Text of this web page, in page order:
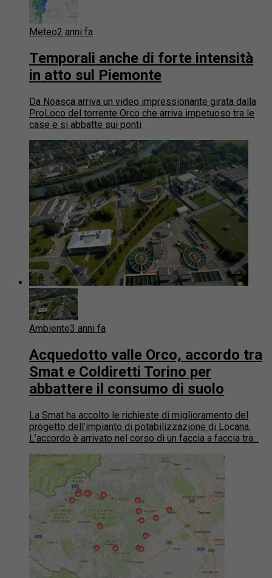
Meteo2 anni fa
Temporali anche di forte intensità
in atto sul Piemonte
Da Noasca arriva un video impressionante girata dalla
ProLoco del torrente Orco che arriva impetuoso tra le
case e si abbatte sui ponti
Ambiente3 anni fa
Acquedotto valle Orco, accordo tra
Smat e Coldiretti Torino per
abbattere il consumo di suolo
La Smat ha accolto le richieste di miglioramento del
progetto dell’impianto di potabilizzazione di Locana.
L’accordo è arrivato nel corso di un faccia a faccia tra...